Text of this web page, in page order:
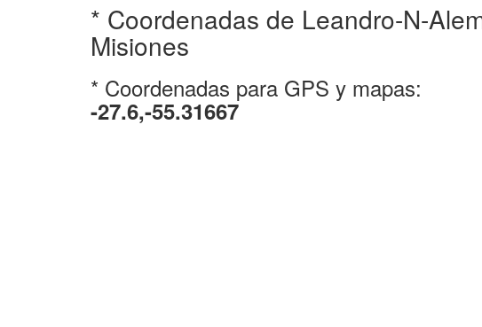
* Coordenadas de Leandro-N-
Misiones
* Coordenadas para GPS y mapas:
-27.6,-55.31667